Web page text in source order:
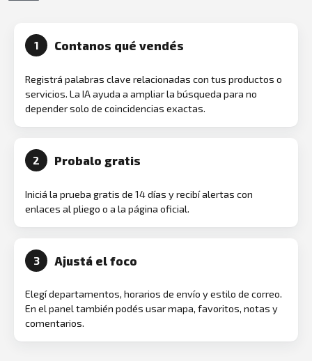
1 Contanos qué vendés
Registrá palabras clave relacionadas con tus productos o
servicios. La IA ayuda a ampliar la búsqueda para no
depender solo de coincidencias exactas.
2 Probalo gratis
Iniciá la prueba gratis de 14 días y recibí alertas con
enlaces al pliego o a la página oficial.
3 Ajustá el foco
Elegí departamentos, horarios de envío y estilo de correo.
En el panel también podés usar mapa, favoritos, notas y
comentarios.